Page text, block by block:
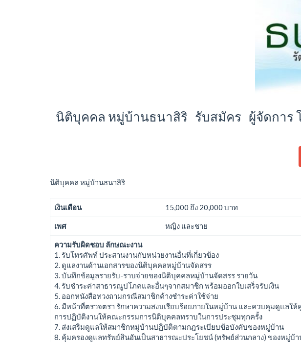
นิติบุคคล หมู่บ้านธนาสิริ รับสมัคร ผู้จัดการ
นิติบุคคล หมู่บ้านธนาสิริ
เงินเดือน 15,000 ถึง 20,000 บาท
เพศ หญิง และชาย
ความรับผิดชอบ ลักษณะงาน
1. รับโทรศัพท์ ประสานงานกับหน่วยงานอื่นที่เกี่ยวข้อง
2. ดูแลงานด้านเอกสารของนิติบุคคลหมู่บ้านจัดสรร
3. บันทึกข้อมูลรายรับ-ราบจ่ายของนิติบุคคลหมู่บ้านจัดสรร รายวัน
4. รับชำระค่าสาธารณูปโภคและอื่นๆจากสมาชิก พร้อมออกใบเสร็จรับเงิน
5. ออกหนังสือทวงถามกรณีสมาชิกค้างชำระค่าใช้จ่าย
6. มีหน้าที่ตรวจตรา รักษาความสงบเรียบร้อยภายในหมู่บ้าน และควบคุมดูแล
การปฏิบัติงานให้คณะกรรมการนิติบุคคลทราบในการประชุมทุกครั้ง
7. ส่งเสริมดูแลให้สมาชิกหมู่บ้านปฏิบัติตามกฎระเบียบข้อบังคับของหมู่บ้าน
8. คุ้มครองดูแลทรัพย์สินอันเป็นสาธารณะประโยชน์ (ทรัพย์ส่วนกลาง) ของหมู่บ้า